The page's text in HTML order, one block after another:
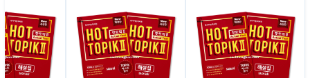
- Đầu sách thi phù hợp nhất với cấp độ của bạn
- Tư vấn lộ trình, những bí kíp, mẹo ôn luyện và đi thi đạt
thành tích tốt nhất
Hãy liên hệ